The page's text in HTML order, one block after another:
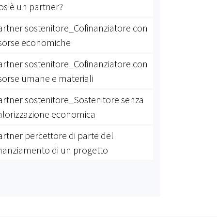
un partner?
sostenitore_Cofinanziatore con
economiche
sostenitore_Cofinanziatore con
umane e materiali
sostenitore_Sostenitore senza
economica
percettore di parte del
di un progetto